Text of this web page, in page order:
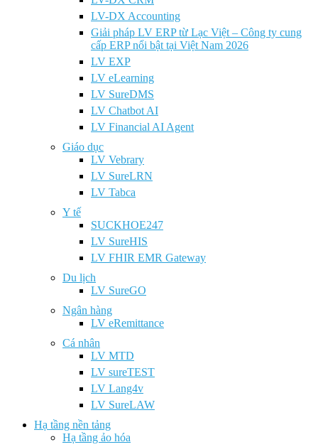
LV-DX Accounting
Giải pháp LV ERP từ Lạc Việt – Công ty cung
cấp ERP nổi bật tại Việt Nam 2026
LV EXP
LV eLearning
LV SureDMS
LV Chatbot AI
LV Financial AI Agent
Giáo dục
LV Vebrary
LV SureLRN
LV Tabca
Y tế
SUCKHOE247
LV SureHIS
LV FHIR EMR Gateway
Du lịch
LV SureGO
Ngân hàng
LV eRemittance
Cá nhân
LV MTD
LV sureTEST
LV Lang4v
LV SureLAW
Hạ tầng nền tảng
Hạ tầng ảo hóa